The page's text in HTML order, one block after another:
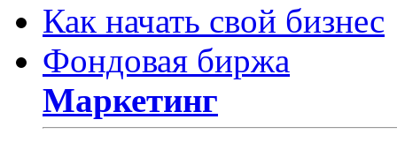
Как начать свой бизнес
Фондовая биржа
Маркетинг